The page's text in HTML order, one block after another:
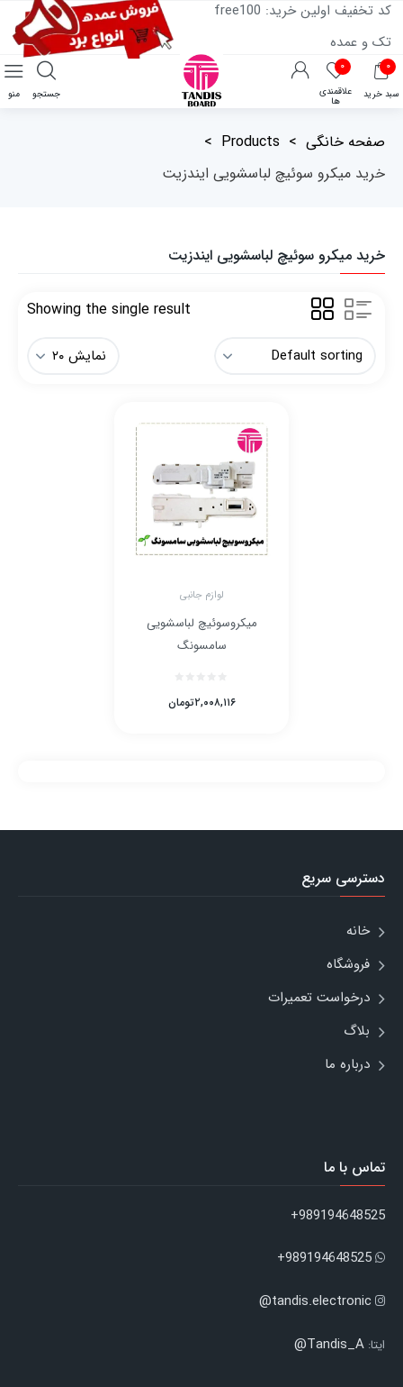
کد تخفیف اولین خرید: free100
تک و عمده
۰
سبد خرید
۰
علاقمندی
ها
منو جستجو
صفحه خانگی >
Products
>
خرید میکرو سوئیچ لباسشویی ایندزیت
خرید میکرو سوئیچ لباسشویی ایندزیت
Showing the single result
لوازم جانبی
میکروسوئیچ لباسشویی
سامسونگ
تومان۲,۰۰۸,۱۱۶
دسترسی سریع
خانه
فروشگاه
درخواست تعمیرات
بلاگ
درباره ما
تماس با ما
989194648525+
989194648525+
tandis.electronic@
ایتا: Tandis_A@